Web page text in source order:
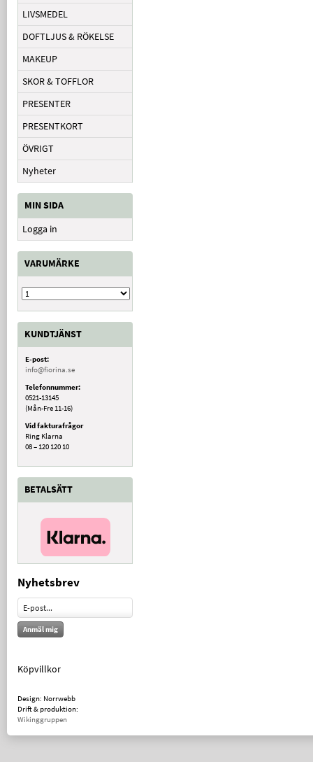
LIVSMEDEL
DOFTLJUS & RÖKELSE
MAKEUP
SKOR & TOFFLOR
PRESENTER
PRESENTKORT
ÖVRIGT
Nyheter
MIN SIDA
Logga in
VARUMÄRKE
KUNDTJÄNST
E-post:
info@fiorina.se
Telefonnummer:
0521-13145
(Mån-Fre 11-16)
Vid fakturafrågor
Ring Klarna
08 – 120 120 10
BETALSÄTT
Nyhetsbrev
Anmäl mig
Köpvillkor
Design: Norrwebb
Drift & produktion:
Wikinggruppen